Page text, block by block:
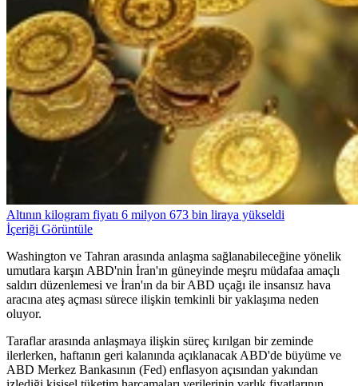
Altının kilogram fiyatı 6 milyon 673 bin liraya yükseldi
İçeriği Görüntüle
Washington ve Tahran arasında anlaşma sağlanabileceğine yönelik
umutlara karşın ABD'nin İran'ın güneyinde meşru müdafaa amaçlı
saldırı düzenlemesi ve İran'ın da bir ABD uçağı ile insansız hava
aracına ateş açması sürece ilişkin temkinli bir yaklaşıma neden
oluyor.
Taraflar arasında anlaşmaya ilişkin süreç kırılgan bir zeminde
ilerlerken, haftanın geri kalanında açıklanacak ABD'de büyüme ve
ABD Merkez Bankasının (Fed) enflasyon açısından yakından